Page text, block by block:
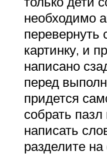
необходимо
перевернуть
картинку, и
написано
перед
придется
собрать пазл
написать
разделите